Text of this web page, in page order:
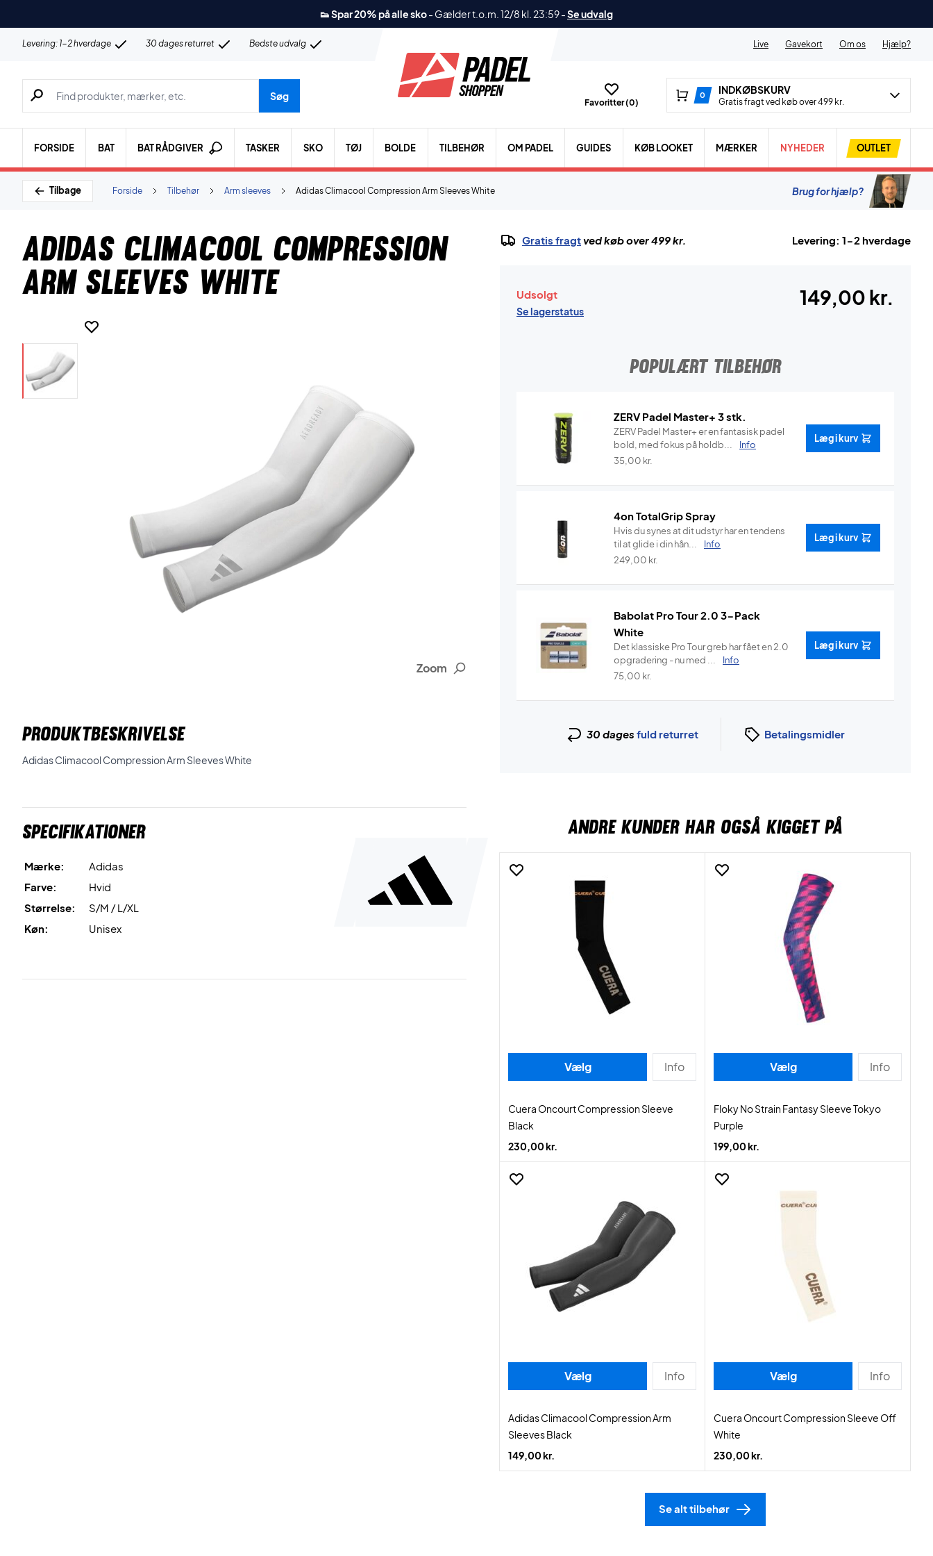
👟 Spar 20% på alle sko- Gælder t.o.m. 12/8 kl. 23:59-Se udvalg
Levering: 1-2 hverdage 30 dages returret Bedste udvalg Live Gavekort Om os Hjælp?
Søg efter produkter, mærker etc.
Søg
Favoritter (0)
0 INDKØBSKURV
Gratis fragt ved køb over 499 kr.
FORSIDE BAT BAT RÅDGIVER TASKER SKO TØJ BOLDE TILBEHØR OM PADEL GUIDES KØB LOOKET MÆRKER NYHEDER OUTLET
Tilbage Adidas Climacool Compression Arm Sleeves White
Arm sleeves
Tilbehør
Forside Brug for hjælp?
Adidas Climacool Compression
Arm Sleeves White
Zoom
PRODUKTBESKRIVELSE
Adidas Climacool Compression Arm Sleeves White
Specifikationer
Mærke:
Adidas
Farve:
Hvid
Størrelse:
S/M / L/XL
Køn:
Unisex
Gratis fragtved køb over 499 kr. Levering: 1-2 hverdage
Udsolgt
Se lagerstatus
149,00 kr.
POPULÆRT TILBEHØR
ZERV Padel Master+ 3 stk.
ZERV Padel Master+ er en fantasisk padel
bold, med fokus på holdb...
Info
35,00 kr.
Læg i kurv
4on TotalGrip Spray
Hvis du synes at dit udstyr har en tendens
til at glide i din hån...
Info
249,00 kr.
Læg i kurv
Babolat Pro Tour 2.0 3-Pack
White
Det klassiske Pro Tour greb har fået en 2.0
opgradering - nu med ...
Info
75,00 kr.
Læg i kurv
30 dages fuld returret Betalingsmidler
ANDRE KUNDER HAR OGSÅ KIGGET PÅ
Vælg Info
Cuera Oncourt Compression Sleeve
Black
230,00 kr.
Vælg Info
Floky No Strain Fantasy Sleeve Tokyo
Purple
199,00 kr.
Vælg Info
Adidas Climacool Compression Arm
Sleeves Black
149,00 kr.
Vælg Info
Cuera Oncourt Compression Sleeve Off
White
230,00 kr.
Se alt tilbehør